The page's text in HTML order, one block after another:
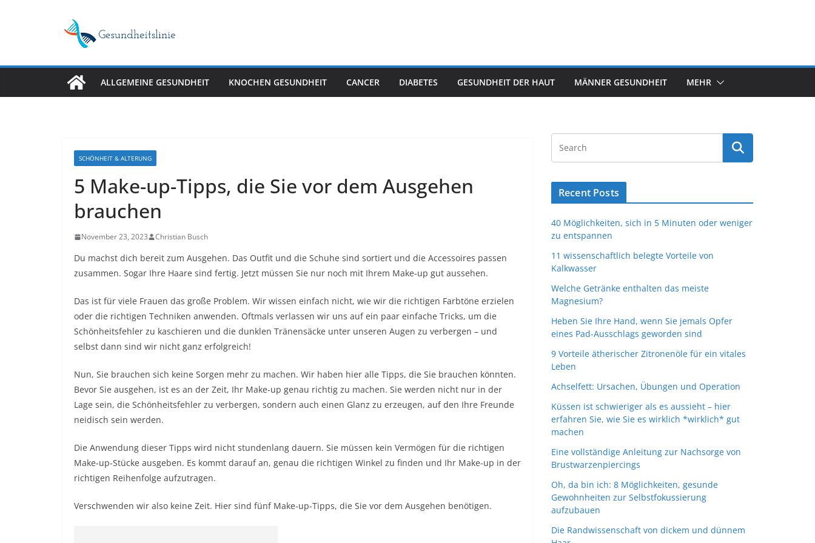
ALLGEMEINE GESUNDHEIT KNOCHEN GESUNDHEIT CANCER DIABETES GESUNDHEIT DER HAUT MÄNNER GESUNDHEIT MEHR
SCHÖNHEIT & ALTERUNG
5 Make-up-Tipps, die Sie vor dem Ausgehen
brauchen
November 23, 2023 Christian Busch
Du machst dich bereit zum Ausgehen. Das Outfit und die Schuhe sind sortiert und die Accessoires passen
zusammen. Sogar Ihre Haare sind fertig. Jetzt müssen Sie nur noch mit Ihrem Make-up gut aussehen.
Das ist für viele Frauen das große Problem. Wir wissen einfach nicht, wie wir die richtigen Farbtöne erzielen
oder die richtigen Techniken anwenden. Oftmals verlassen wir uns auf ein paar einfache Tricks, um die
Schönheitsfehler zu kaschieren und die dunklen Tränensäcke unter unseren Augen zu verbergen – und
selbst dann sind wir nicht ganz erfolgreich!
Nun, Sie brauchen sich keine Sorgen mehr zu machen. Wir haben hier alle Tipps, die Sie brauchen könnten.
Bevor Sie ausgehen, ist es an der Zeit, Ihr Make-up genau richtig zu machen. Sie werden nicht nur in der
Lage sein, die Schönheitsfehler zu verbergen, sondern auch einen Glanz zu erzeugen, auf den Ihre Freunde
neidisch sein werden.
Die Anwendung dieser Tipps wird nicht stundenlang dauern. Sie müssen kein Vermögen für die richtigen
Make-up-Stücke ausgeben. Es kommt darauf an, genau die richtigen Winkel zu finden und Ihr Make-up in der
richtigen Reihenfolge aufzutragen.
Verschwenden wir also keine Zeit. Hier sind fünf Make-up-Tipps, die Sie vor dem Ausgehen benötigen.
Recent Posts
40 Möglichkeiten, sich in 5 Minuten oder weniger
zu entspannen
11 wissenschaftlich belegte Vorteile von
Kalkwasser
Welche Getränke enthalten das meiste
Magnesium?
Heben Sie Ihre Hand, wenn Sie jemals Opfer
eines Pad-Ausschlags geworden sind
9 Vorteile ätherischer Zitronenöle für ein vitales
Leben
Achselfett: Ursachen, Übungen und Operation
Küssen ist schwieriger als es aussieht – hier
erfahren Sie, wie Sie es wirklich *wirklich* gut
machen
Eine vollständige Anleitung zur Nachsorge von
Brustwarzenpiercings
Oh, da bin ich: 8 Möglichkeiten, gesunde
Gewohnheiten zur Selbstfokussierung
aufzubauen
Die Randwissenschaft von dickem und dünnem